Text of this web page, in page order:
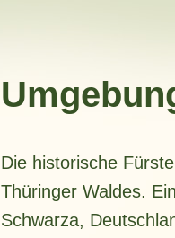
Die historische
Thüringer Waldes.
Schwarza,